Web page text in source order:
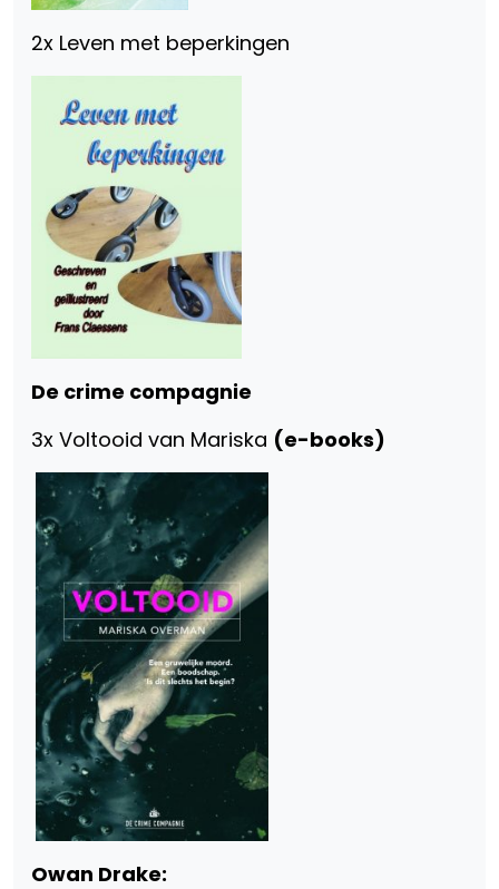
2x Leven met beperkingen
De crime compagnie
3x Voltooid van Mariska (e-books)
Owan Drake: